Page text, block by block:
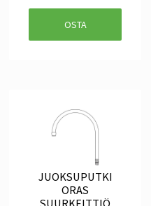
OSTA
JUOKSUPUTKI
ORAS